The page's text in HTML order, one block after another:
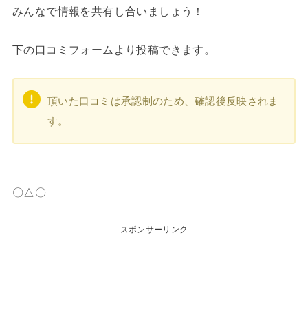
みんなで情報を共有し合いましょう！
下の口コミフォームより投稿できます。
頂いた口コミは承認制のため、確認後反映されま
す。
〇△〇
スポンサーリンク